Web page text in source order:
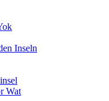
Inseln
Wat